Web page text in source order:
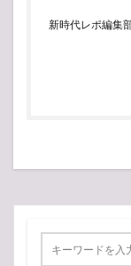
新時代レポ編集